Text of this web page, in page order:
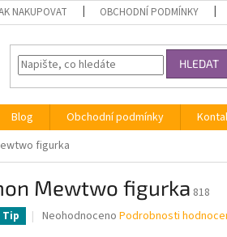
NAKUPOVAT OBCHODNÍ PODMÍNKY
HLEDAT
Blog Obchodní podmínky
figurka
Mewtwo figurka 818
Tip
Průměrné
Neohodnoceno Podrobnosti